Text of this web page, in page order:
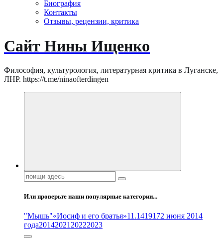
Биография
Контакты
Отзывы, рецензии, критика
Сайт Нины Ищенко
Философия, культурология, литературная критика в Луганске,
ЛНР. https://t.me/ninaofterdingen
Поиск:
Или проверьте наши популярные категории...
"Мышь"«Иосиф и его братья»11.1419172 июня 2014
года2014202120222023